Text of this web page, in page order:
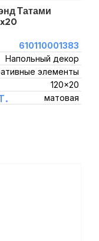
Татами
610110001383
Напольный декор
элементы
120x20
матовая